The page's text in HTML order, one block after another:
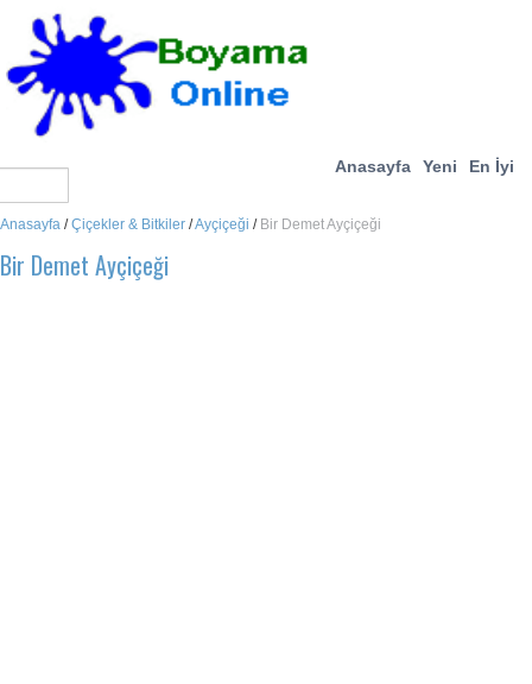
Anasayfa Yeni En İyi
Anasayfa /Çiçekler & Bitkiler /Ayçiçeği / Bir Demet Ayçiçeği
Bir Demet Ayçiçeği